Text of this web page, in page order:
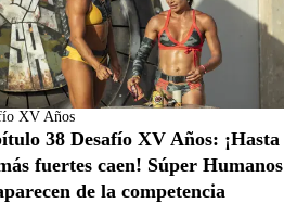
XV Años
38 Desafío XV Años: ¡Hasta
fuertes caen! Súper Humanos
de la competencia